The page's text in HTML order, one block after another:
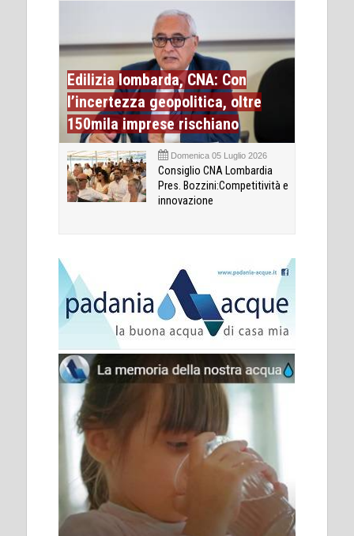
Edilizia lombarda, CNA: Con
l’incertezza geopolitica, oltre
150mila imprese rischiano
Domenica 05 Luglio 2026
Consiglio CNA Lombardia
Pres. Bozzini:Competitività e
innovazione